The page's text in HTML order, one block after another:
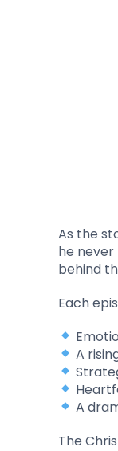
As the
he
behind
Each
A
A
The